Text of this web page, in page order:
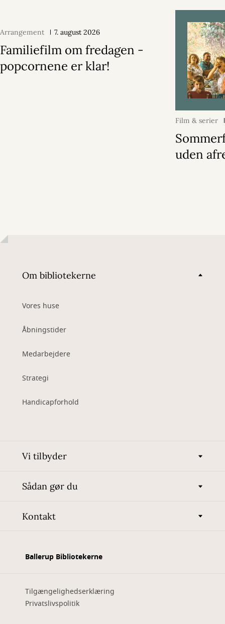
Arrangement 7. august 2026
Familiefilm om fredagen -
popcornene er klar!
Film & serier
uden
Om bibliotekerne
Vores huse
Åbningstider
Medarbejdere
Strategi
Handicapforhold
Vi tilbyder
Sådan gør du
Kontakt
Ballerup Bibliotekerne
Tilgængelighedserklæring
Privatslivspolitik